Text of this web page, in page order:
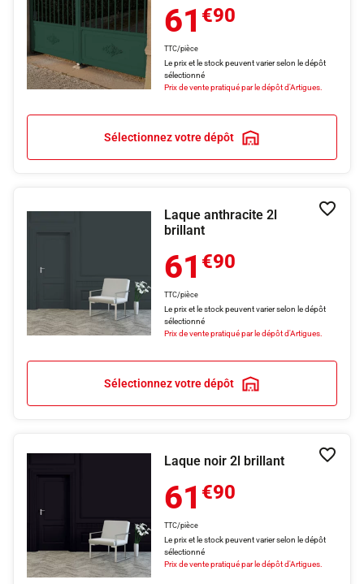
61 €90
TTC/pièce
Le prix et le stock peuvent varier selon le dépôt
sélectionné
Prix de vente pratiqué par le dépôt d'Artigues.
Sélectionnez votre dépôt
Laque anthracite 2l
brillant
61 €90
TTC/pièce
Le prix et le stock peuvent varier selon le dépôt
sélectionné
Prix de vente pratiqué par le dépôt d'Artigues.
Sélectionnez votre dépôt
Laque noir 2l brillant
61 €90
TTC/pièce
Le prix et le stock peuvent varier selon le dépôt
sélectionné
Prix de vente pratiqué par le dépôt d'Artigues.